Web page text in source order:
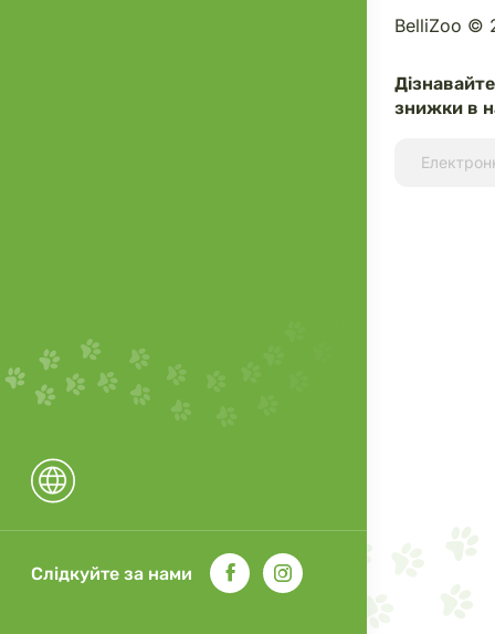
Слідкуйте за нами
знижки в
BelliZoo ©